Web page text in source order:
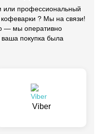
профессиональный
? Мы на связи!
— мы оперативно
покупка была
Viber